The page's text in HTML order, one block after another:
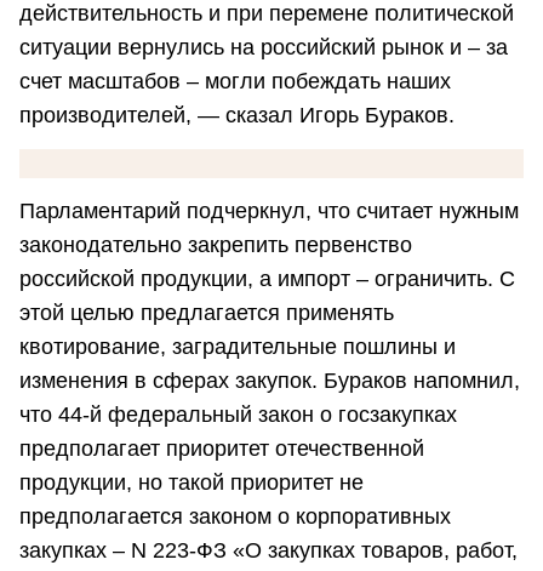
действительность и при перемене политической
ситуации вернулись на российский рынок и – за
счет масштабов – могли побеждать наших
производителей, — сказал Игорь Бураков.
Парламентарий подчеркнул, что считает нужным
законодательно закрепить первенство
российской продукции, а импорт – ограничить. С
этой целью предлагается применять
квотирование, заградительные пошлины и
изменения в сферах закупок. Бураков напомнил,
что 44-й федеральный закон о госзакупках
предполагает приоритет отечественной
продукции, но такой приоритет не
предполагается законом о корпоративных
закупках – N 223-ФЗ «О закупках товаров, работ,